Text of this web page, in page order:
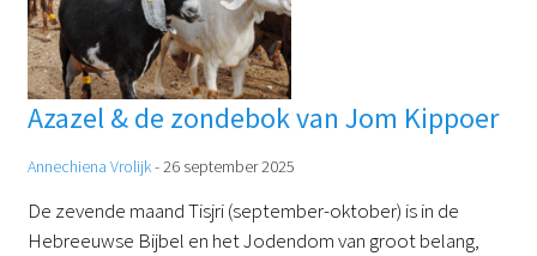
Azazel & de zondebok van Jom Kippoer
Annechiena Vrolijk-26 september 2025
De zevende maand Tisjri (september-oktober) is in de
Hebreeuwse Bijbel en het Jodendom van groot belang,